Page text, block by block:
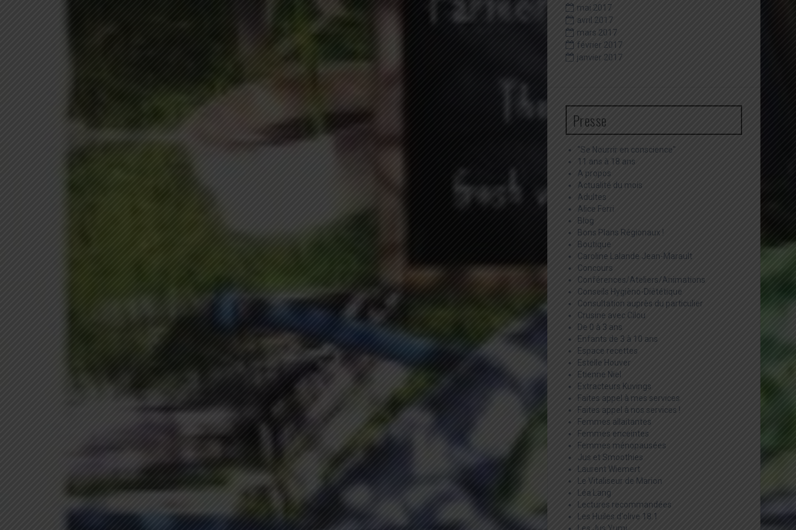
mai 2017
avril 2017
mars 2017
février 2017
janvier 2017
Presse
"Se Nourrir en conscience"
11 ans à 18 ans
A propos
Actualité du mois
Adultes
Alice Ferri
Blog
Bons Plans Régionaux !
Boutique
Caroline Lalande Jean-Marault
Concours
Conférences/Ateliers/Animations
Conseils Hygièno-Diététique
Consultation auprès du particulier
Crusine avec Cilou
De 0 à 3 ans
Enfants de 3 à 10 ans
Espace recettes
Estelle Houver
Etienne Niel
Extracteurs Kuvings
Faites appel à mes services
Faites appel à nos services !
Femmes allaitantes
Femmes enceintes
Femmes ménopausées
Jus et Smoothies
Laurent Wiemert
Le Vitaliseur de Marion
Léa Lang
Lectures recommandées
Les Huiles d'olive 18:1